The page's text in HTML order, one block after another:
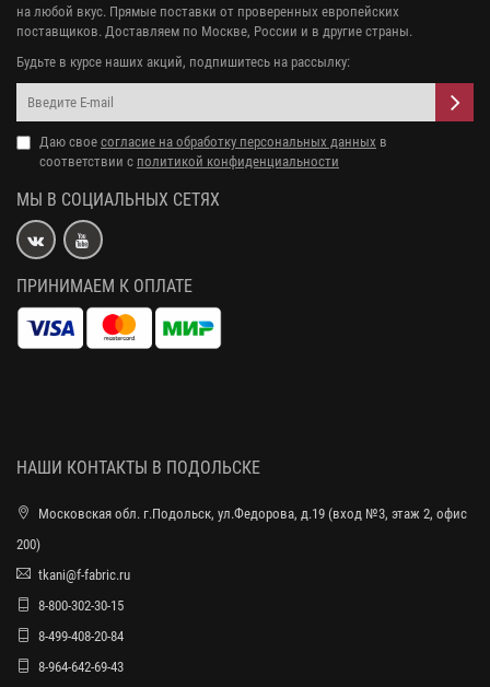
на любой вкус. Прямые поставки от проверенных европейских
поставщиков. Доставляем по Москве, России и в другие страны.
Будьте в курсе наших акций, подпишитесь на рассылку:
Даю свое согласие на обработку персональных данных в
соответствии с политикой конфиденциальности
МЫ В СОЦИАЛЬНЫХ СЕТЯХ
ПРИНИМАЕМ К ОПЛАТЕ
НАШИ КОНТАКТЫ В ПОДОЛЬСКЕ
Московская обл. г.Подольск, ул.Федорова, д.19 (вход №3, этаж 2, офис
200)
tkani@f-fabric.ru
8-800-302-30-15
8-499-408-20-84
8-964-642-69-43